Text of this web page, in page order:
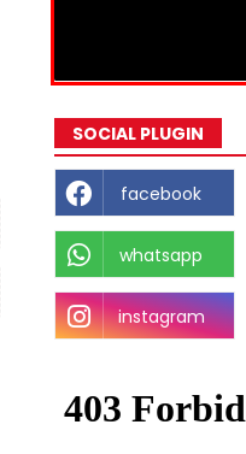
SOCIAL PLUGIN
facebook
whatsapp
instagram